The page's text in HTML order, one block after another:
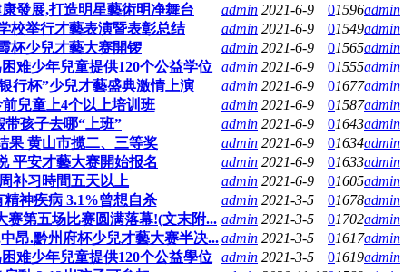
發展,打造明星藝術明净舞台
admin 2021-6-9 01596admin
校举行才藝表演暨表彰总结
admin 2021-6-9 01549admin
杯少兒才藝大赛開锣
admin 2021-6-9 01565admin
难少年兒童提供120个公益学位 admin 2021-6-9 01555admin
行杯”少兒才藝盛典激情上演
admin 2021-6-9 01677admin
兒童上4个以上培训班
admin 2021-6-9 01587admin
孩子去哪“上班”
admin 2021-6-9 01643admin
果 黄山市揽二、三等奖
admin 2021-6-9 01634admin
平安才藝大赛開始报名
admin 2021-6-9 01633admin
补习時間五天以上
admin 2021-6-9 01605admin
神疾病 3.1%曾想自杀
admin 2021-3-5 01678admin
赛第五场比赛圆满落幕!(文末附... admin 2021-3-5 01702admin
昂.黔州府杯少兒才藝大赛半决...admin 2021-3-5 01617admin
难少年兒童提供120个公益學位 admin 2021-3-5 01619admin